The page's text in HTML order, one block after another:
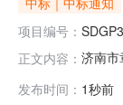
项目编号：
正文内容： 济南
复印
发布时间： 1秒前